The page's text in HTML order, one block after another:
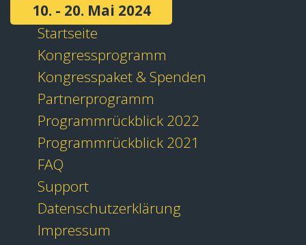
10. - 20. Mai 2024
Startseite
Kongressprogramm
Kongresspaket & Spenden
Partnerprogramm
Programmrückblick 2022
Programmrückblick 2021
FAQ
Support
Datenschutzerklärung
Impressum